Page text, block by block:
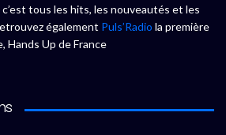
c’est tous les hits, les nouveautés et les
également Puls’Radio la première
Hands Up de France